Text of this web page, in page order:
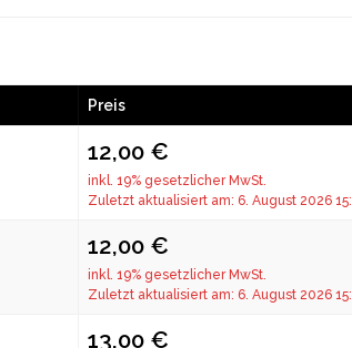
Preis
12,00 €
inkl. 19% gesetzlicher MwSt.
Zuletzt aktualisiert am: 6. August 2026
12,00 €
inkl. 19% gesetzlicher MwSt.
Zuletzt aktualisiert am: 6. August 2026
13,00 €